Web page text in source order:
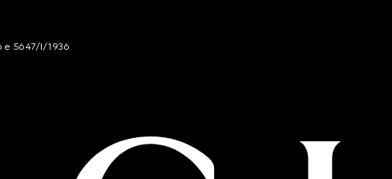
e 5647/I/1936